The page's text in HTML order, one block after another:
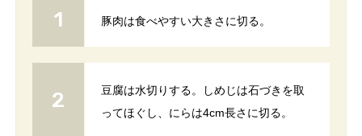
豚肉は食べやすい大きさに切る。
豆腐は水切りする。しめじは石づきを取
ってほぐし、にらは4cm長さに切る。